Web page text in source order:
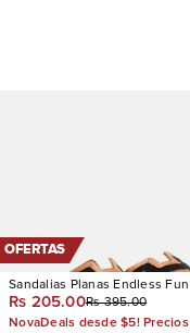
OFERTAS
Sandalias Planas Endless Fun
Rs 205.00Rs 395.00
NovaDeals desde $5! Precios